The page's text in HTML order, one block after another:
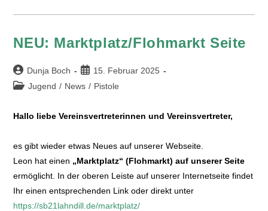
NEU: Marktplatz/Flohmarkt Seite
Dunja Boch
15. Februar 2025
Jugend / News / Pistole
Hallo liebe Vereinsvertreterinnen und Vereinsvertreter,
es gibt wieder etwas Neues auf unserer Webseite.
Leon hat einen „Marktplatz“ (Flohmarkt) auf unserer Seite
ermöglicht. In der oberen Leiste auf unserer Internetseite findet
Ihr einen entsprechenden Link oder direkt unter
https://sb21lahndill.de/marktplatz/